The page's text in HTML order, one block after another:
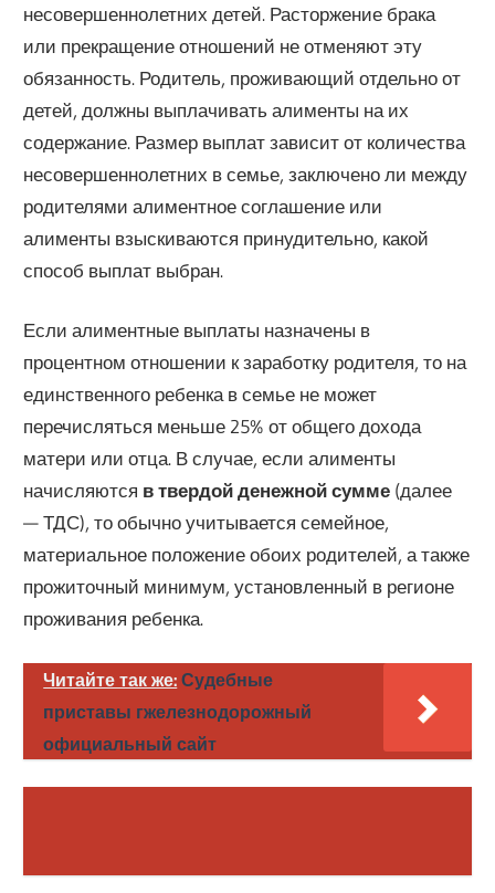
несовершеннолетних детей. Расторжение брака
или прекращение отношений не отменяют эту
обязанность. Родитель, проживающий отдельно от
детей, должны выплачивать алименты на их
содержание. Размер выплат зависит от количества
несовершеннолетних в семье, заключено ли между
родителями алиментное соглашение или
алименты взыскиваются принудительно, какой
способ выплат выбран.
Если алиментные выплаты назначены в
процентном отношении к заработку родителя, то на
единственного ребенка в семье не может
перечисляться меньше 25% от общего дохода
матери или отца. В случае, если алименты
начисляются в твердой денежной сумме (далее
— ТДС), то обычно учитывается семейное,
материальное положение обоих родителей, а также
прожиточный минимум, установленный в регионе
проживания ребенка.
Читайте так же: Судебные
приставы гжелезнодорожный
официальный сайт